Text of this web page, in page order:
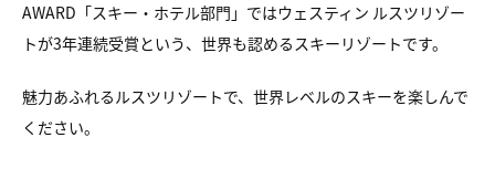
AWARD「スキー・ホテル部門」ではウェスティン ルスツリゾー
トが3年連続受賞という、世界も認めるスキーリゾートです。
魅力あふれるルスツリゾートで、世界レベルのスキーを楽しんで
ください。